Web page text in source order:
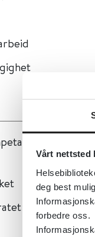
Vårt nettsted
deg best
forbedre oss.